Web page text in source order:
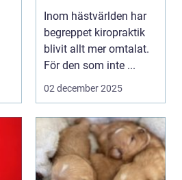
prestation
Inom hästvärlden har
begreppet kiropraktik
blivit allt mer omtalat.
För den som inte ...
02 december 2025